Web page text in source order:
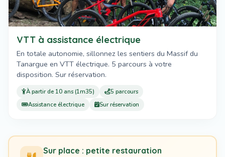
VTT à assistance électrique
En totale autonomie, sillonnez les sentiers du Massif du
Tanargue en VTT électrique. 5 parcours à votre
disposition. Sur réservation.
À partir de 10 ans (1m35)
5 parcours
Assistance électrique
Sur réservation
Sur place : petite restauration